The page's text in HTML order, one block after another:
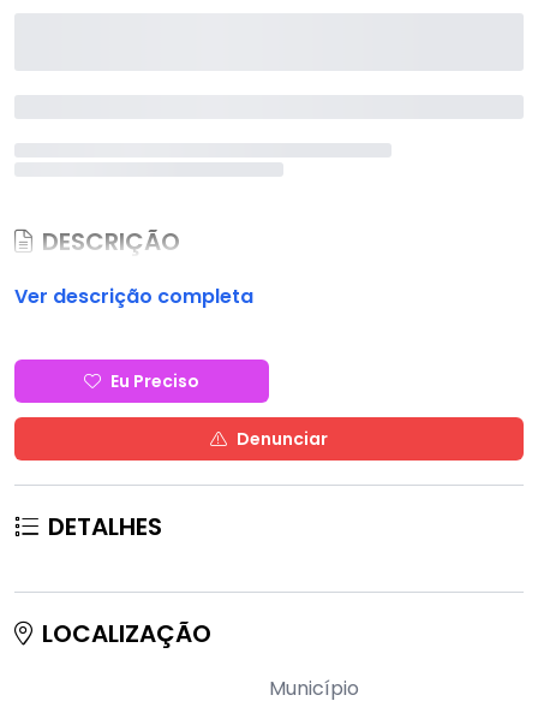
DESCRIÇÃO
Ver descrição completa
Eu Preciso
Denunciar
DETALHES
LOCALIZAÇÃO
Município